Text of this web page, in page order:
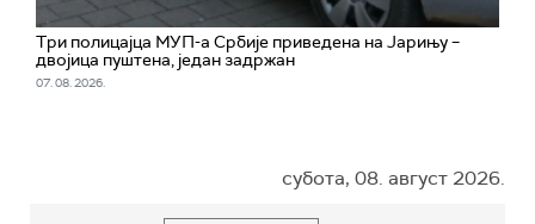
Три полицајца МУП-а Србије приведена на Јарињу –
двојица пуштена, један задржан
07. 08. 2026.
субота, 08. август 2026.